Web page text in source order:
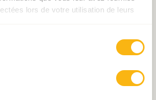
lors de votre utilisation de leurs